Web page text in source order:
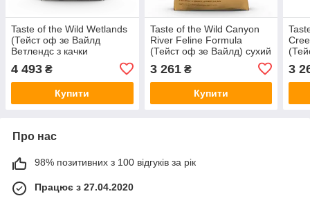
Taste of the Wild Wetlands
(Тейст оф зе Вайлд
Ветлендс з качки
беззерновий корм для
собак
4 493 ₴
Купити
Taste of the Wild Canyon
River Feline Formula
(Тейст оф зе Вайлд) сухий
корм для котів із фореллю
та лососем
3 261₴
Купити
3
Про нас
98% позитивних з 100 відгуків за рік
Працює з 27.04.2020